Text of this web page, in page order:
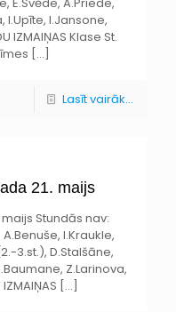
I.Upīte, I.Jansone,
IZMAIŅAS Klase St.
[…]
Lasīt vairāk...
21. maijs
Stundās nav:
I.Kraukle,
3.st.), D.Stalšāne,
Z.Larinova,
[…]